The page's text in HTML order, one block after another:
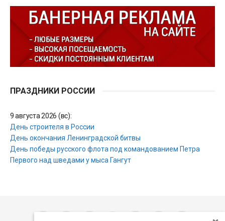
ПРАЗДНИКИ РОССИИ
9 августа 2026 (вс):
День строителя в России
День окончания Ленинградской битвы
День победы русского флота под командованием Петра
Первого над шведами у мыса Гангут